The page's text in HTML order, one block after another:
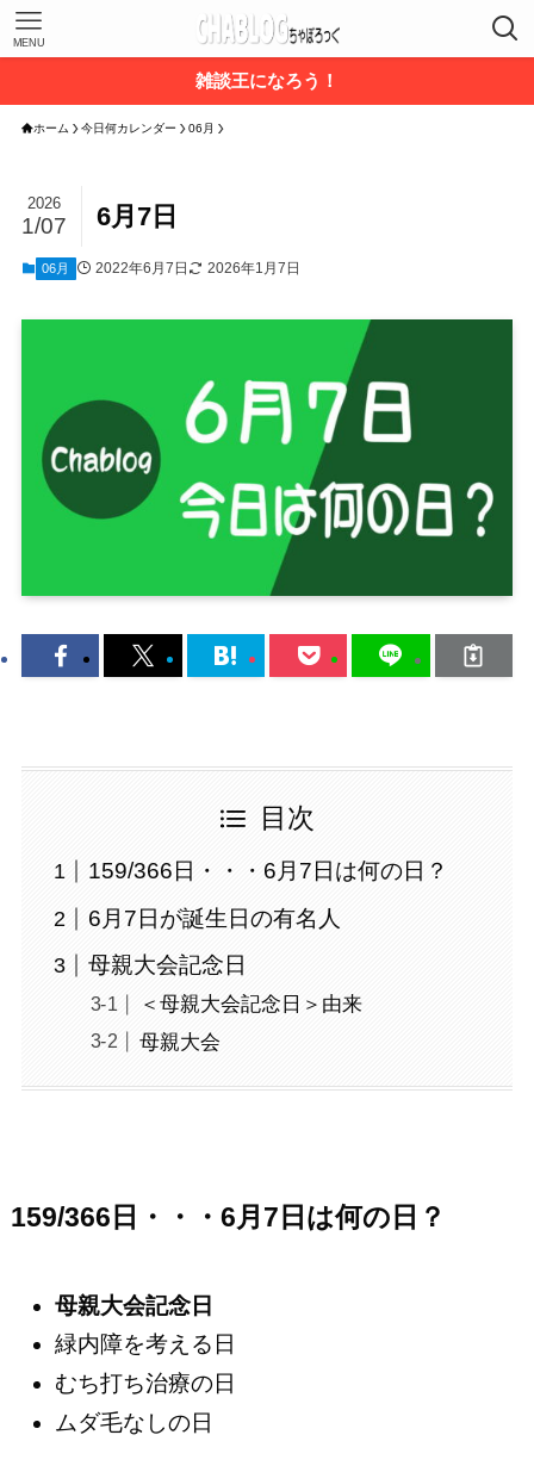
MENU
雑談王になろう！
ホーム 今日何カレンダー 06月
6月7日
2026
1/07
06月 2022年6月7日 2026年1月7日
目次
159/366日・・・6月7日は何の日？
6月7日が誕生日の有名人
母親大会記念日
＜母親大会記念日＞由来
母親大会
159/366日・・・6月7日は何の日？
母親大会記念日
緑内障を考える日
むち打ち治療の日
ムダ毛なしの日